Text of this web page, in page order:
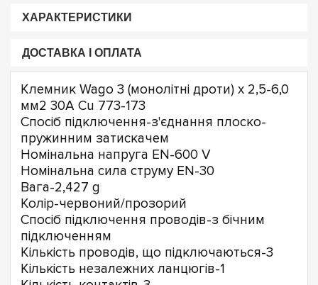
ХАРАКТЕРИСТИКИ
ДОСТАВКА І ОПЛАТА
Клемник Wago 3 (монолітні дроти) х 2,5-6,0
мм2 30A Cu 773-173
Спосіб підключення-з'єднання плоско-
пружинним затискачем
Номінальна напруга EN-600 V
Номінальна сила струму EN-30
Вага-2,427 g
Колір-червоний/прозорий
Спосіб підключення проводів-з бічним
підключенням
Кількість проводів, що підключаються-3
Кількість незалежних ланцюгів-1